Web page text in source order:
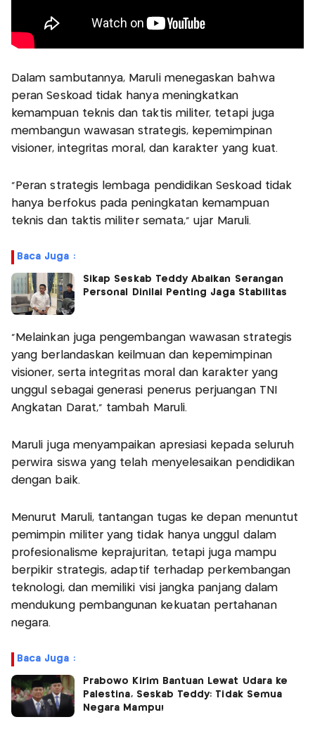
Dalam sambutannya, Maruli menegaskan bahwa
peran Seskoad tidak hanya meningkatkan
kemampuan teknis dan taktis militer, tetapi juga
membangun wawasan strategis, kepemimpinan
visioner, integritas moral, dan karakter yang kuat.
“Peran strategis lembaga pendidikan Seskoad tidak
hanya berfokus pada peningkatan kemampuan
teknis dan taktis militer semata,” ujar Maruli.
Baca Juga :
Sikap Seskab Teddy Abaikan Serangan
Personal Dinilai Penting Jaga Stabilitas
“Melainkan juga pengembangan wawasan strategis
yang berlandaskan keilmuan dan kepemimpinan
visioner, serta integritas moral dan karakter yang
unggul sebagai generasi penerus perjuangan TNI
Angkatan Darat,” tambah Maruli.
Maruli juga menyampaikan apresiasi kepada seluruh
perwira siswa yang telah menyelesaikan pendidikan
dengan baik.
Menurut Maruli, tantangan tugas ke depan menuntut
pemimpin militer yang tidak hanya unggul dalam
profesionalisme keprajuritan, tetapi juga mampu
berpikir strategis, adaptif terhadap perkembangan
teknologi, dan memiliki visi jangka panjang dalam
mendukung pembangunan kekuatan pertahanan
negara.
Baca Juga :
Prabowo Kirim Bantuan Lewat Udara ke
Palestina, Seskab Teddy: Tidak Semua
Negara Mampu!